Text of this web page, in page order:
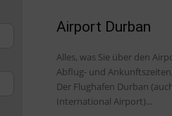
Airport Durban
Alles, was Sie über den
Abflug- und
Der Flughafen Durban
International Airport)...